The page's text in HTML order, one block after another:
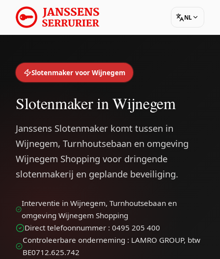
NL
Slotenmaker voor Wijnegem
Slotenmaker in Wijnegem
Janssens Slotenmaker komt tussen in
Wijnegem, Turnhoutsebaan en omgeving
Wijnegem Shopping voor dringende
slotenmakerij en geplande beveiliging.
Interventie in Wijnegem, Turnhoutsebaan en
omgeving Wijnegem Shopping
Direct telefoonnummer : 0495 205 400
Controleerbare onderneming : LAMRO GROUP, btw
BE0712.625.742